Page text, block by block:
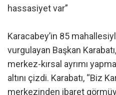
hassasiyet var”
Karacabey’in 85
vurgulayan Başkan
merkez-kırsal ayrımı
altını çizdi. Karabatı, “Biz
merkezinden ibaret